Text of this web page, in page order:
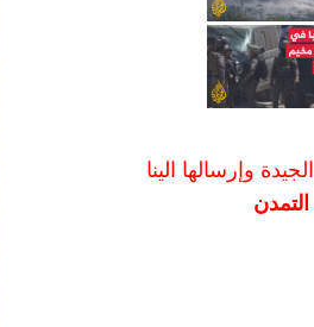
وإرسالها الينا